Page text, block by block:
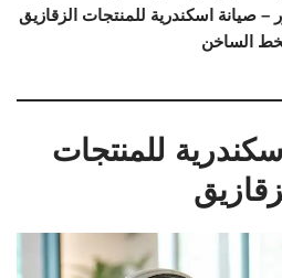
– صيانة اسكندرية للمنتجات الزقازيق
الساخن
للمنتجات